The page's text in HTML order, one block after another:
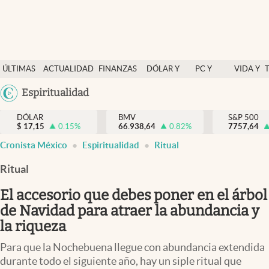
ÚLTIMAS
NOTICIAS
ACTUALIDAD
FINANZAS
DÓLAR Y
PC Y
VIDA Y
México
Espiritualidad
Actualidad
Finanzas y economía
Dólar y mercados
Pc y celular
Vida y estilo
Tv
DÓLAR
$ 17,15 0.15%
BMV
66.938,64
0.82%
S&P 500
7757,64
Cronista México Espiritualidad Ritual
Ritual
El accesorio que debes poner en el árbol
de Navidad para atraer la abundancia y
la riqueza
Para que la Nochebuena llegue con abundancia extendida
durante todo el siguiente año, hay un siple ritual que